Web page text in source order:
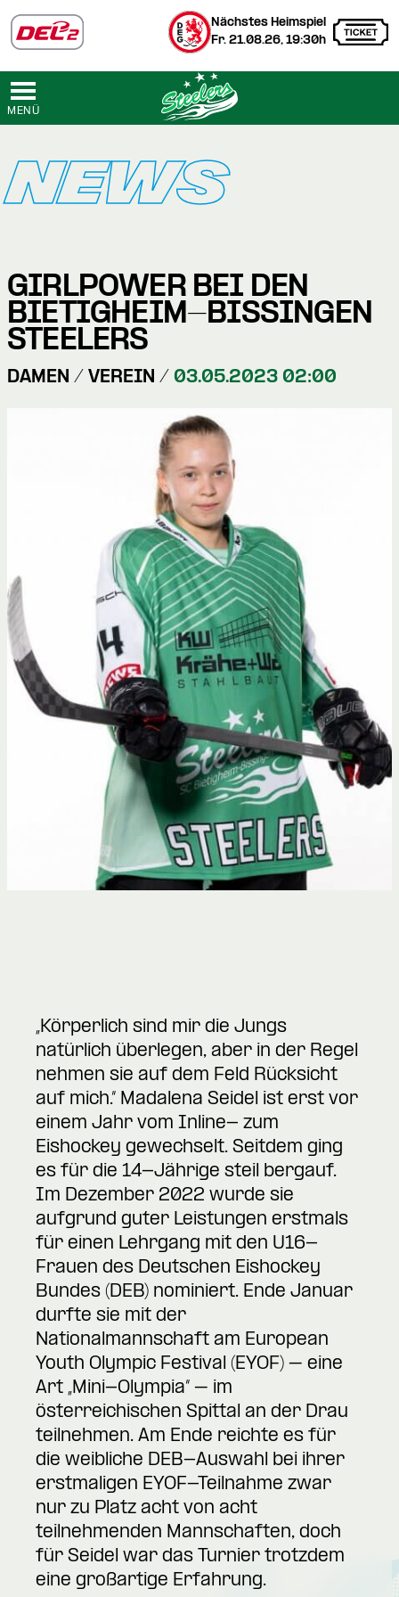
Nächstes Heimspiel
Fr. 21.08.26, 19:30h
MENÜ
NEWS
GIRLPOWER BEI DEN
BIETIGHEIM-BISSINGEN
STEELERS
DAMEN / VEREIN / 03.05.2023 02:00
„Körperlich sind mir die Jungs
natürlich überlegen, aber in der Regel
nehmen sie auf dem Feld Rücksicht
auf mich.“ Madalena Seidel ist erst vor
einem Jahr vom Inline- zum
Eishockey gewechselt. Seitdem ging
es für die 14-Jährige steil bergauf.
Im Dezember 2022 wurde sie
aufgrund guter Leistungen erstmals
für einen Lehrgang mit den U16-
Frauen des Deutschen Eishockey
Bundes (DEB) nominiert. Ende Januar
durfte sie mit der
Nationalmannschaft am European
Youth Olympic Festival (EYOF) – eine
Art „Mini-Olympia“ – im
österreichischen Spittal an der Drau
teilnehmen. Am Ende reichte es für
die weibliche DEB-Auswahl bei ihrer
erstmaligen EYOF-Teilnahme zwar
nur zu Platz acht von acht
teilnehmenden Mannschaften, doch
für Seidel war das Turnier trotzdem
eine großartige Erfahrung.